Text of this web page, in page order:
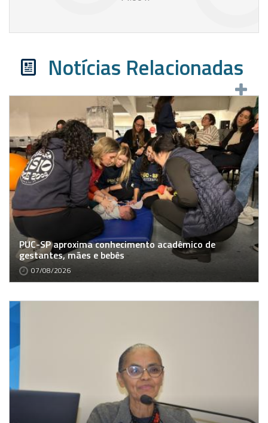
Notícias Relacionadas
PUC-SP aproxima conhecimento acadêmico de
gestantes, mães e bebês
07/08/2026